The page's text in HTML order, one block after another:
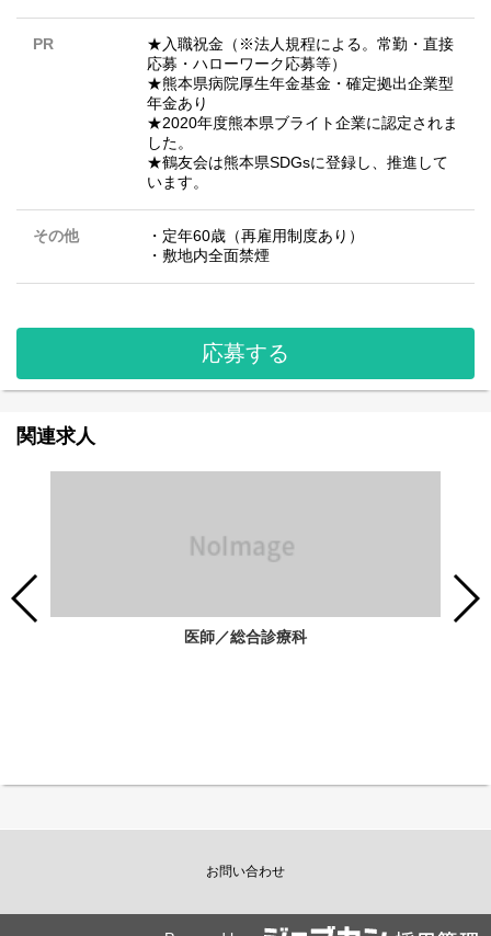
PR
★入職祝金（※法人規程による。常勤・直接
応募・ハローワーク応募等）
★熊本県病院厚生年金基金・確定拠出企業型
年金あり
★2020年度熊本県ブライト企業に認定されま
した。
★鶴友会は熊本県SDGsに登録し、推進して
います。
その他
・定年60歳（再雇用制度あり）
・敷地内全面禁煙
応募する
関連求人
医師／総合診療科
お問い合わせ